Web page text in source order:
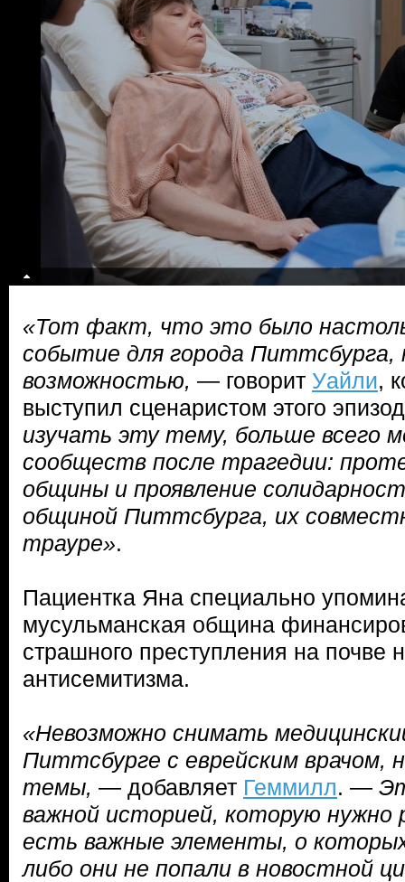
«Тот факт, что это было
событие для города Питтсбурга,
возможностью, — говорит Уайли,
выступил сценаристом этого
изучать эту тему, больше всего
сообществ после трагедии:
общины и проявление
общиной Питтсбурга, их
трауре».
Пациентка Яна специально
мусульманская община
страшного преступления на почве
антисемитизма.
«Невозможно снимать
Питтсбурге с еврейским врачом,
темы, — добавляет Геммилл. —
важной историей, которую нужно
есть важные элементы, о
либо они не попали в новостной